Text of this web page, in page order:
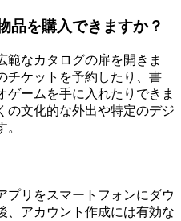
品を購入できますか？
範なカタログの扉を開きま
チケットを予約したり、書
ゲームを手に入れたりできま
の文化的な外出や特定のデジ
プリをスマートフォンにダウ
、アカウント作成には有効な